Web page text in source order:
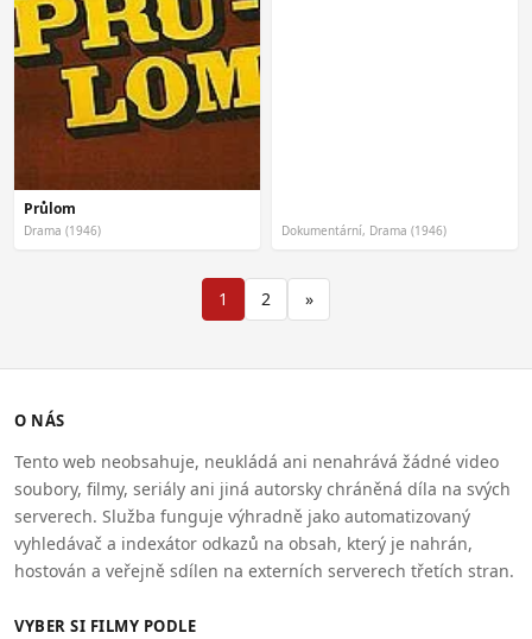
Průlom
Drama (1946) Dokumentární, Drama (1946)
1 2 »
O NÁS
Tento web neobsahuje, neukládá ani nenahrává žádné video
soubory, filmy, seriály ani jiná autorsky chráněná díla na svých
serverech. Služba funguje výhradně jako automatizovaný
vyhledávač a indexátor odkazů na obsah, který je nahrán,
hostován a veřejně sdílen na externích serverech třetích stran.
VYBER SI FILMY PODLE